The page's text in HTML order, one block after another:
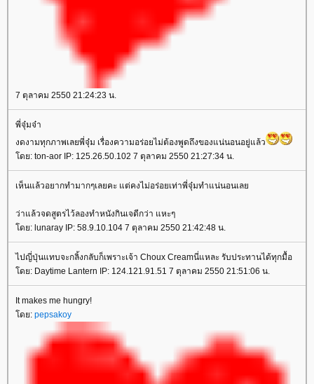
7 ตุลาคม 2550 21:24:23 น.
พี่จุ๋มจ๋า
งดงามทุกภาพเลยพี่จุ๋ม เรื่องความอร่อยไม่ต้องพูดถึงของแน่นอนอยู่แล้ว
โดย: ton-aor IP: 125.26.50.102 7 ตุลาคม 2550 21:27:34 น.
เห็นแล้วอยากทำมากๆเลยคะ แต่คงไม่อร่อยเท่าพี่จุ๋มทำแน่นอนเลย
ว่าแล้วจดสูตรไว้ลองทำหนังกินเจดีกว่า แหะๆ
โดย: lunaray IP: 58.9.10.104 7 ตุลาคม 2550 21:42:48 น.
ไปญี่ปุ่นแทบจะกลิ้งกลับก็เพราะเจ้า Choux Creamนี่แหละ รับประทานได้ทุกมื้อ
โดย: Daytime Lantern IP: 124.121.91.51 7 ตุลาคม 2550 21:51:06 น.
It makes me hungry!
โดย: pepsakoy